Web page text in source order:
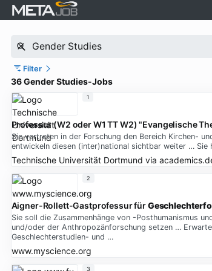
Filter
36 Gender Studies-Jobs
Professur (W2 oder W1 TT W2) "Evangelische
Sie vertreten in der Forschung den Bereich Kirchen-
entwickeln diesen (inter)national sichtbar weiter …
Technische Universität Dortmund via
1
Aigner-Rollett-Gastprofessur für
Sie soll die Zusammenhänge von -Posthumanismus
und/oder der Anthropozänforschung setzen …
Geschlechterstudien- und …
www.myscience.org
2
3